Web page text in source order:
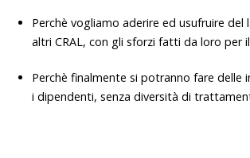
Perchè vogliamo aderire ed usufruire
altri CRAL, con gli sforzi fatti da loro per
Perchè finalmente si potranno fare delle
i dipendenti, senza diversità di